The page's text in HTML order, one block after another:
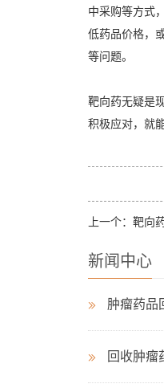
中采购等方式
低药品价格，
等问题。
靶向药无疑是
积极应对，就
上一个： 靶向
新闻中心
肿瘤药品
回收肿瘤